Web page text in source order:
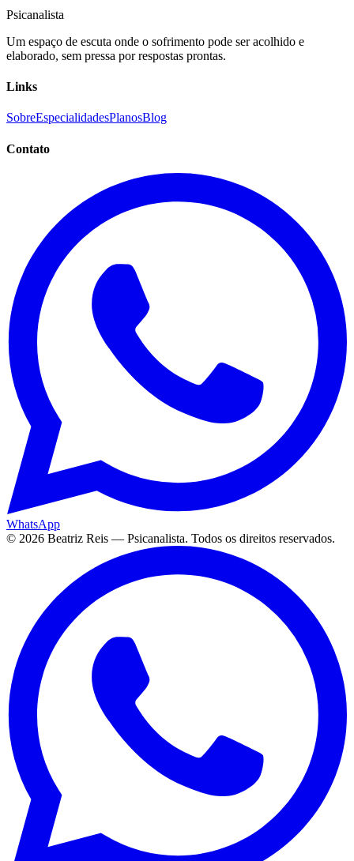
Psicanalista
Um espaço de escuta onde o sofrimento pode ser acolhido e
elaborado, sem pressa por respostas prontas.
Links
SobreEspecialidadesPlanosBlog
Contato
WhatsApp
© 2026 Beatriz Reis — Psicanalista. Todos os direitos reservados.